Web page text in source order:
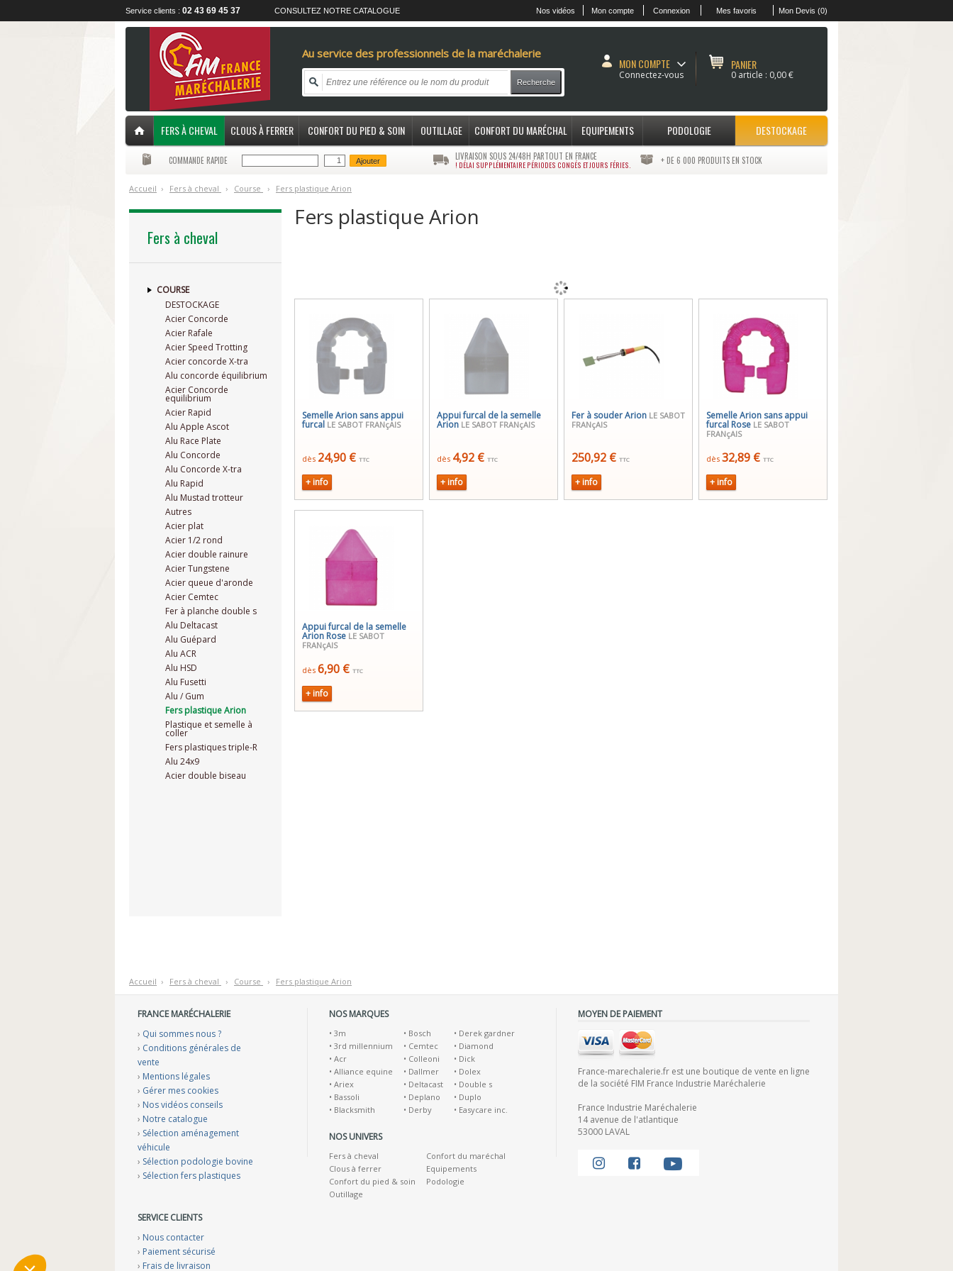
Service clients : 02 43 69 45 37 CONSULTEZ NOTRE CATALOGUE Nos vidéos Mon compte Connexion Mes favoris Mon Devis (0)
Au service des professionnels de la maréchalerie
Recherche
MON COMPTE
Connectez-vous
PANIER
0 article : 0,00 €
FERS À CHEVAL CLOUS À FERRER CONFORT DU PIED & SOIN OUTILLAGE CONFORT DU MARÉCHAL EQUIPEMENTS PODOLOGIE DESTOCKAGE
COMMANDE RAPIDE Ajouter LIVRAISON SOUS 24/48H PARTOUT EN FRANCE
! DÉLAI SUPPLÉMENTAIRE PÉRIODES CONGÉS ET JOURS FÉRIES. + DE 6 000 PRODUITS EN STOCK
Accueil › Fers à cheval › Course › Fers plastique Arion
Fers à cheval
COURSE
DESTOCKAGE
Acier Concorde
Acier Rafale
Acier Speed Trotting
Acier concorde X-tra
Alu concorde équilibrium
Acier Concorde
equilibrium
Acier Rapid
Alu Apple Ascot
Alu Race Plate
Alu Concorde
Alu Concorde X-tra
Alu Rapid
Alu Mustad trotteur
Autres
Acier plat
Acier 1/2 rond
Acier double rainure
Acier Tungstene
Acier queue d'aronde
Acier Cemtec
Fer à planche double s
Alu Deltacast
Alu Guépard
Alu ACR
Alu HSD
Alu Fusetti
Alu / Gum
Fers plastique Arion
Plastique et semelle à
coller
Fers plastiques triple-R
Alu 24x9
Acier double biseau
Fers plastique Arion
Semelle Arion sans appui
furcal LE SABOT FRANçAIS
dès 24,90 € TTC
+ info
Appui furcal de la semelle
Arion LE SABOT FRANçAIS
dès 4,92 € TTC
+ info
Fer à souder Arion LE SABOT
FRANçAIS
250,92 € TTC
+ info
Semelle Arion sans appui
furcal Rose LE SABOT
FRANçAIS
dès 32,89 € TTC
+ info
Appui furcal de la semelle
Arion Rose LE SABOT
FRANçAIS
dès 6,90 € TTC
+ info
Accueil › Fers à cheval › Course › Fers plastique Arion
FRANCE MARÉCHALERIE
› Qui sommes nous ?
› Conditions générales de
vente
› Mentions légales
› Gérer mes cookies
› Nos vidéos conseils
› Notre catalogue
› Sélection aménagement
véhicule
› Sélection podologie bovine
› Sélection fers plastiques
SERVICE CLIENTS
› Nous contacter
› Paiement sécurisé
› Frais de livraison
NOS MARQUES
• 3m
• 3rd millennium
• Acr
• Alliance equine
• Ariex
• Bassoli
• Blacksmith
• Bosch
• Cemtec
• Colleoni
• Dallmer
• Deltacast
• Deplano
• Derby
• Derek gardner
• Diamond
• Dick
• Dolex
• Double s
• Duplo
• Easycare inc.
NOS UNIVERS
Fers à cheval
Clous à ferrer
Confort du pied & soin
Outillage
Confort du maréchal
Equipements
Podologie
MOYEN DE PAIEMENT
France-marechalerie.fr est une boutique de vente en ligne
de la société FIM France Industrie Maréchalerie
France Industrie Maréchalerie
14 avenue de l'atlantique
53000 LAVAL